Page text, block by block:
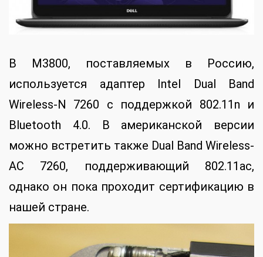
В M3800, поставляемых в Россию,
используется адаптер Intel Dual Band
Wireless-N 7260 с поддержкой 802.11n и
Bluetooth 4.0. В американской версии
можно встретить также Dual Band Wireless-
AC 7260, поддерживающий 802.11ac,
однако он пока проходит сертификацию в
нашей стране.